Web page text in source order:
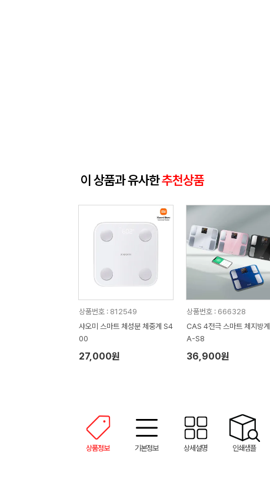
이 상품과 유사한추천상품
상품번호 : 812549
샤오미 스마트 체성분 체중계 S4
00
27,000원
상품번호 : 666328
CAS 4전극 스마트 체지방
A-S8
36,900원
상품정보 기본정보 상세설명 인쇄샘플